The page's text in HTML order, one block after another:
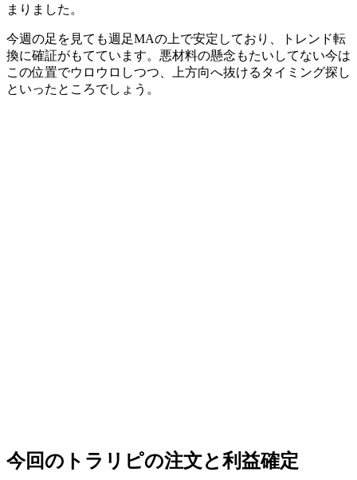
まりました。
今週の足を見ても週足MAの上で安定しており、トレンド転
換に確証がもてています。悪材料の懸念もたいしてない今は
この位置でウロウロしつつ、上方向へ抜けるタイミング探し
といったところでしょう。
今回のトラリピの注文と利益確定